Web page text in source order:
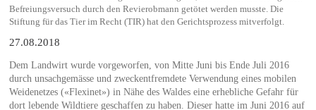
Befreiungsversuch durch den Revierobmann getötet werden musste. Die
Stiftung für das Tier im Recht (TIR) hat den Gerichtsprozess mitverfolgt.
27.08.2018
Dem Landwirt wurde vorgeworfen, von Mitte Juni bis Ende Juli 2016
durch unsachgemässe und zweckentfremdete Verwendung eines mobilen
Weidenetzes («Flexinet») in Nähe des Waldes eine erhebliche Gefahr für
dort lebende Wildtiere geschaffen zu haben. Dieser hatte im Juni 2016 auf